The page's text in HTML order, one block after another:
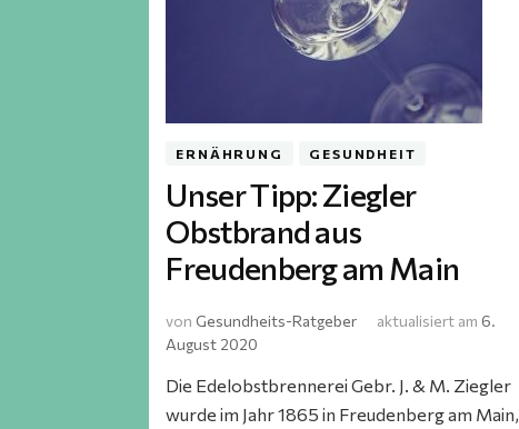
ERNÄHRUNG GESUNDHEIT
Unser Tipp: Ziegler
Obstbrand aus
Freudenberg am Main
von Gesundheits-Ratgeber aktualisiert am6.
August 2020
Die Edelobstbrennerei Gebr. J. & M. Ziegler
wurde im Jahr 1865 in Freudenberg am Main,